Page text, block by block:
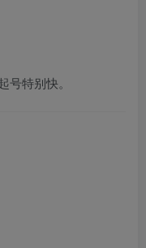
特别快。